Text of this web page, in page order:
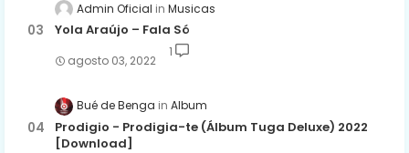
Admin Oficial Musicas
Yola Araújo – Fala Só
agosto 03, 2022
1
Bué de Benga Album
Prodigio - Prodigia-te (Álbum Tuga Deluxe) 2022
[Download]